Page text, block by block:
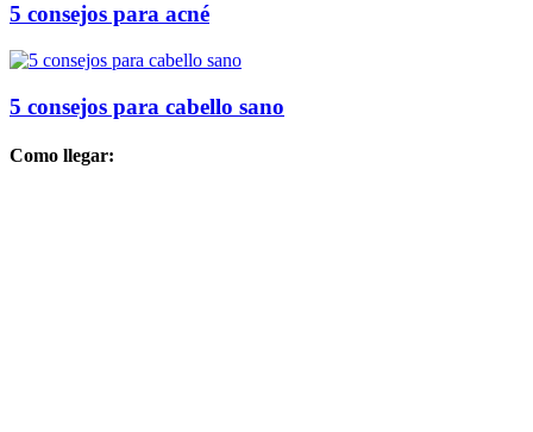
5 consejos para acné
5 consejos para cabello sano
Como llegar: